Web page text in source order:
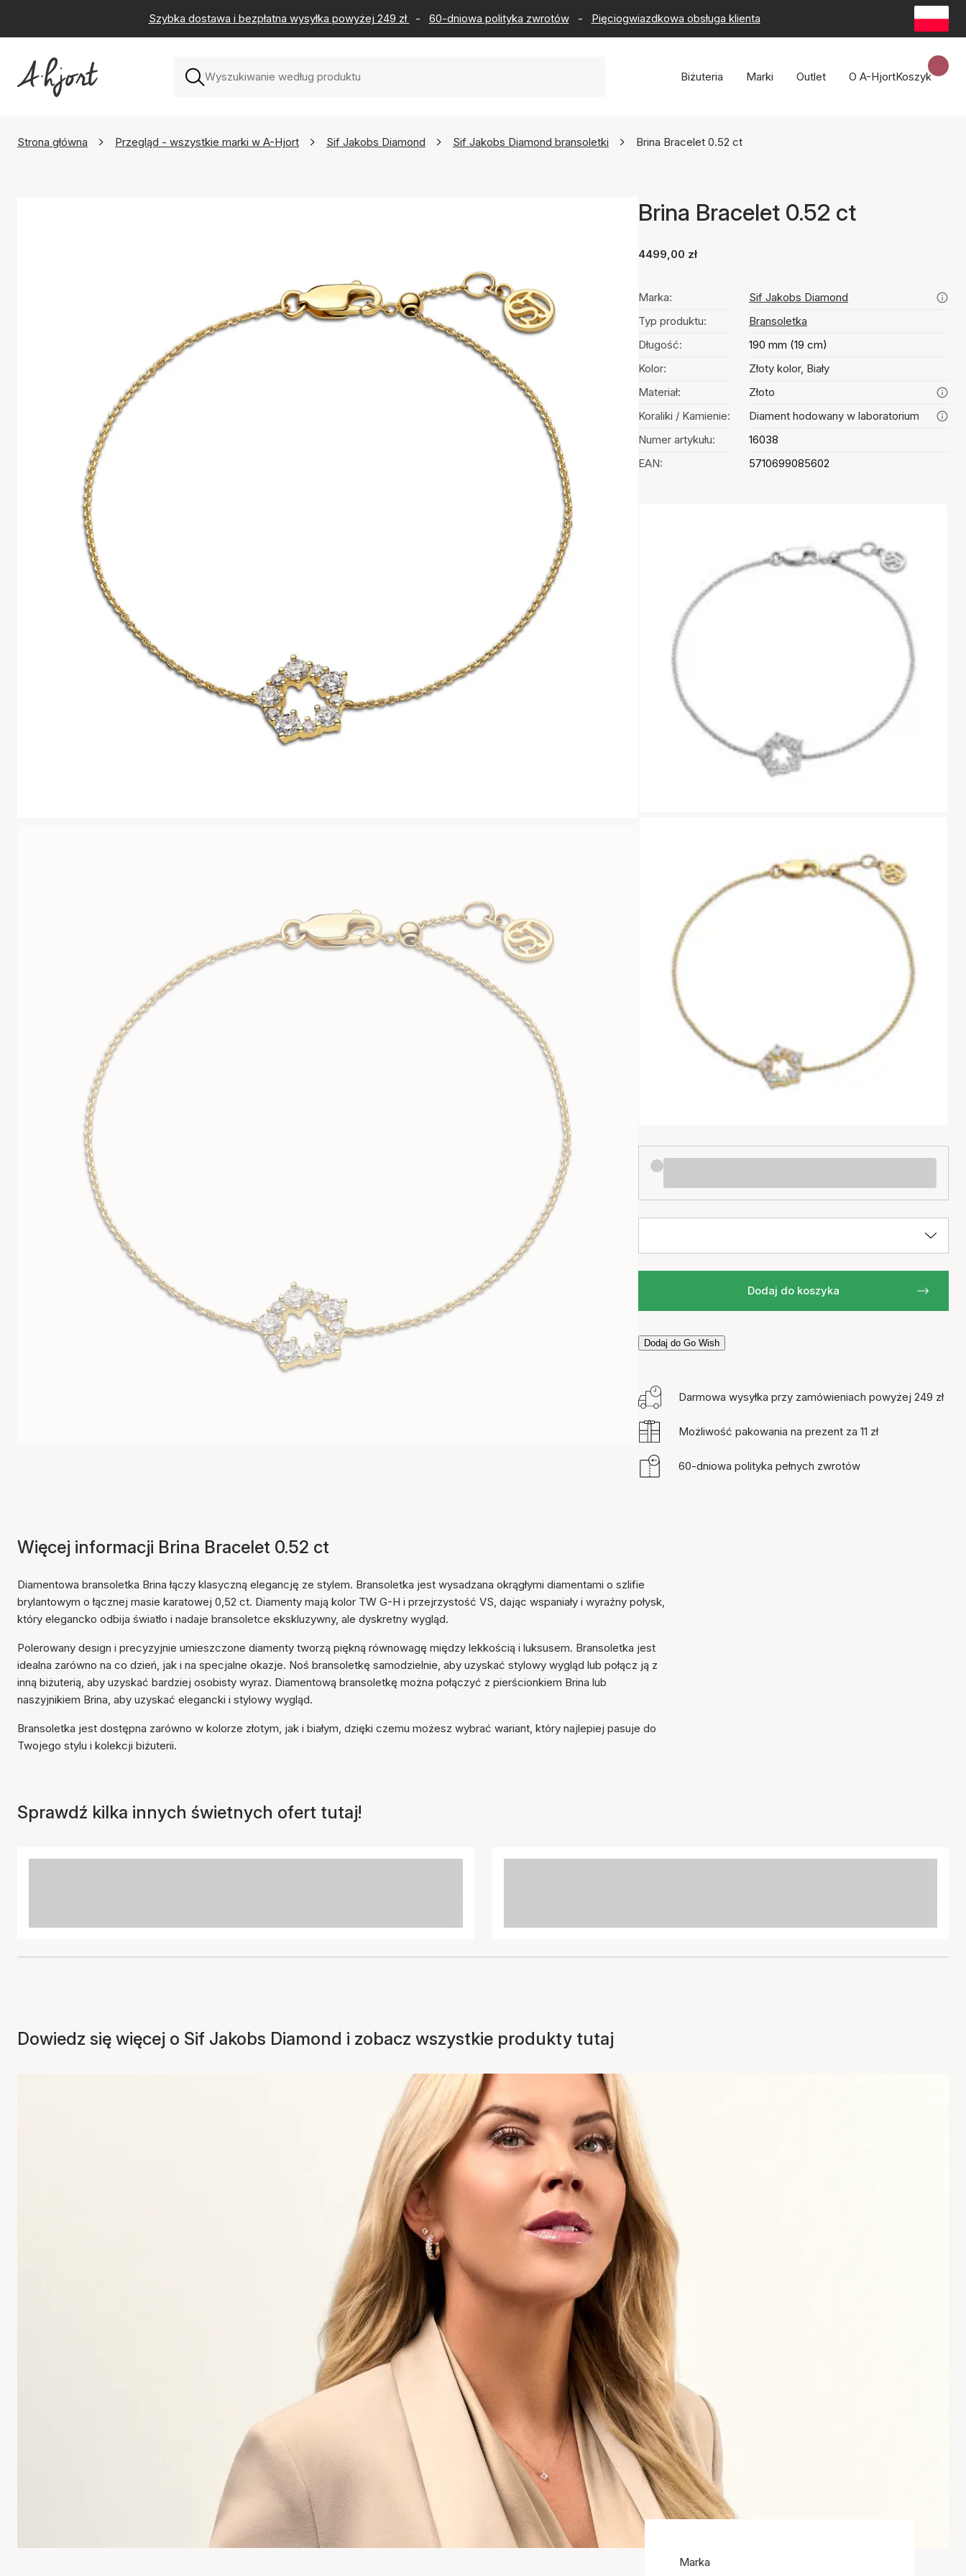
Szybka dostawa i bezpłatna wysyłka powyżej 249 zł - 60-dniowa polityka zwrotów - Pięciogwiazdkowa obsługa klienta
Biżuteria Marki Outlet O A-HjortKoszyk
Strona główna Przegląd - wszystkie marki w A-Hjort Sif Jakobs Diamond Sif Jakobs Diamond bransoletki Brina Bracelet 0.52 ct
Brina Bracelet 0.52 ct
4499,00 zł
Marka:
Sif Jakobs Diamond
Typ produktu:
Bransoletka
Długość:
190 mm (19 cm)
Kolor:
Złoty kolor, Biały
Materiał:
Złoto
Koraliki / Kamienie:
Diament hodowany w laboratorium
Numer artykułu:
16038
EAN:
5710699085602
Dodaj do koszyka
Dodaj do Go Wish
Przedmiot został dodany
do koszyka
Darmowa wysyłka przy zamówieniach powyżej 249 zł
Możliwość pakowania na prezent za 11 zł
60-dniowa polityka pełnych zwrotów
Więcej informacji Brina Bracelet 0.52 ct
Diamentowa bransoletka Brina łączy klasyczną elegancję ze stylem. Bransoletka jest wysadzana okrągłymi diamentami o szlifie
brylantowym o łącznej masie karatowej 0,52 ct. Diamenty mają kolor TW G-H i przejrzystość VS, dając wspaniały i wyraźny połysk,
który elegancko odbija światło i nadaje bransoletce ekskluzywny, ale dyskretny wygląd.
Polerowany design i precyzyjnie umieszczone diamenty tworzą piękną równowagę między lekkością i luksusem. Bransoletka jest
idealna zarówno na co dzień, jak i na specjalne okazje. Noś bransoletkę samodzielnie, aby uzyskać stylowy wygląd lub połącz ją z
inną biżuterią, aby uzyskać bardziej osobisty wyraz. Diamentową bransoletkę można połączyć z pierścionkiem Brina lub
naszyjnikiem Brina, aby uzyskać elegancki i stylowy wygląd.
Bransoletka jest dostępna zarówno w kolorze złotym, jak i białym, dzięki czemu możesz wybrać wariant, który najlepiej pasuje do
Twojego stylu i kolekcji biżuterii.
Sprawdź kilka innych świetnych ofert tutaj!
Dowiedz się więcej o Sif Jakobs Diamond i zobacz wszystkie produkty tutaj
Marka